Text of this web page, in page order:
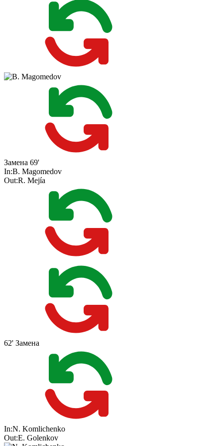
Замена 69'
In:B. Magomedov
Out:R. Mejía
62' Замена
In:N. Komlichenko
Out:E. Golenkov